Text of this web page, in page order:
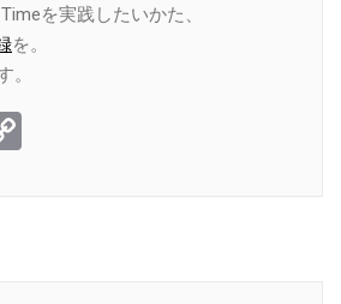
を実践したいかた、
を。
。